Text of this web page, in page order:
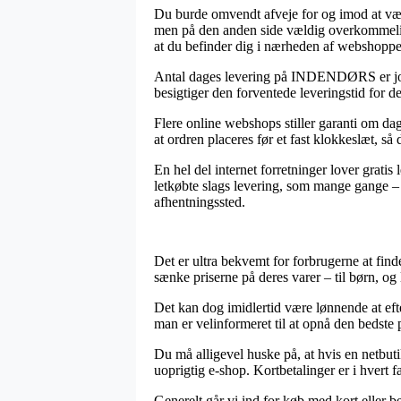
Du burde omvendt afveje for og imod at
men på den anden side vældig
at du befinder dig i nærheden af
Antal dages levering på INDENDØRS er
besigtiger den forventede leveringstid for
Flere online webshops stiller garanti om
at ordren placeres før et fast klokkeslæt, så
En hel del internet forretninger lover gratis
letkøbte slags levering, som mange
afhentningssted.
Det er ultra bekvemt for forbrugerne at
sænke priserne på deres varer – til børn,
Det kan dog imidlertid være lønnende at
man er velinformeret til at opnå den bedste
Du må alligevel huske på, at hvis en
uoprigtig e-shop. Kortbetalinger er i hvert